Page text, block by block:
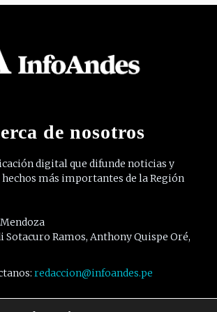
de nosotros
digital que difunde noticias y
más importantes de la Región
Sotacuro Ramos, Anthony Quispe Oré,
redaccion@infoandes.pe